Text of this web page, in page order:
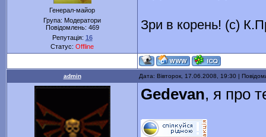
Генерал-майор
Група: Модератори
Повідомлень: 469
Репутація: 16
Статус: Offline
Зри в корень! (с)
admin Дата: Вівторок, 17.06.2008, 19:30 |
Gedevan, я про